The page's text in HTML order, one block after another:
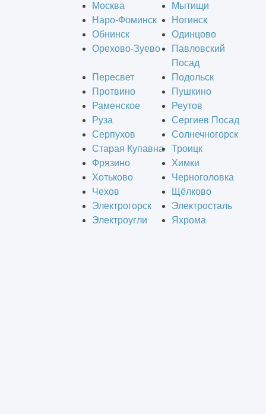
Москва
Мытищи
Наро-Фоминск
Ногинск
Обнинск
Одинцово
Орехово-Зуево
Павловский
Посад
Пересвет
Подольск
Протвино
Пушкино
Раменское
Реутов
Руза
Сергиев Посад
Серпухов
Солнечногорск
Старая Купавна
Троицк
Фрязино
Химки
Хотьково
Черноголовка
Чехов
Щёлково
Электрогорск
Электросталь
Электроугли
Яхрома